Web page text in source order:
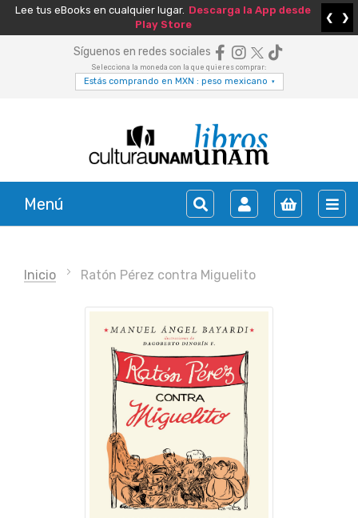
Lee tus eBooks en cualquier lugar. Descarga la App desde
Play Store
❮ ❯
Síguenos en redes sociales
Selecciona la moneda con la que quieres comprar:
Estás comprando en MXN : peso mexicano ▾
Menú
Inicio Ratón Pérez contra Miguelito